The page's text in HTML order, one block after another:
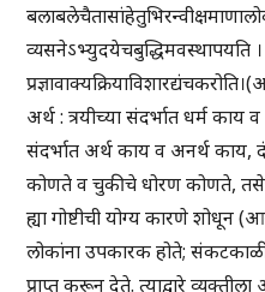
व्यसनेऽभ्युदयेचबुद्धिमवस्थापयति ।
अर्थ : त्रयीच्या संदर्भात धर्म काय व
संदर्भात अर्थ काय व अनर्थ काय,
कोणते व चुकीचे धोरण कोणते, तसेच
ह्या गोष्टीची योग्य कारणे शोधून
लोकांना उपकारक होते;
प्राप्त करून देते. त्याद्वारे